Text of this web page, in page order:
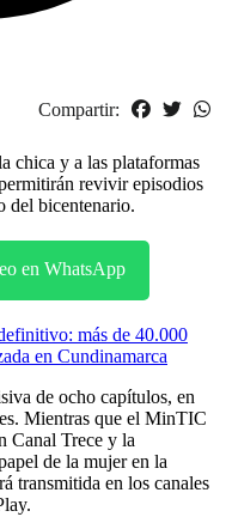
Compartir:
chica y a las plataformas
revivir episodios
del bicentenario.
en WhatsApp
más de 40.000
en Cundinamarca
de ocho capítulos, en
Mientras que el MinTIC
Canal Trece y la
de la mujer en la
transmitida en los canales